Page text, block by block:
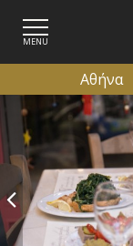
MENU
ΕΓΓΡΑΦΗ
Αθήνα